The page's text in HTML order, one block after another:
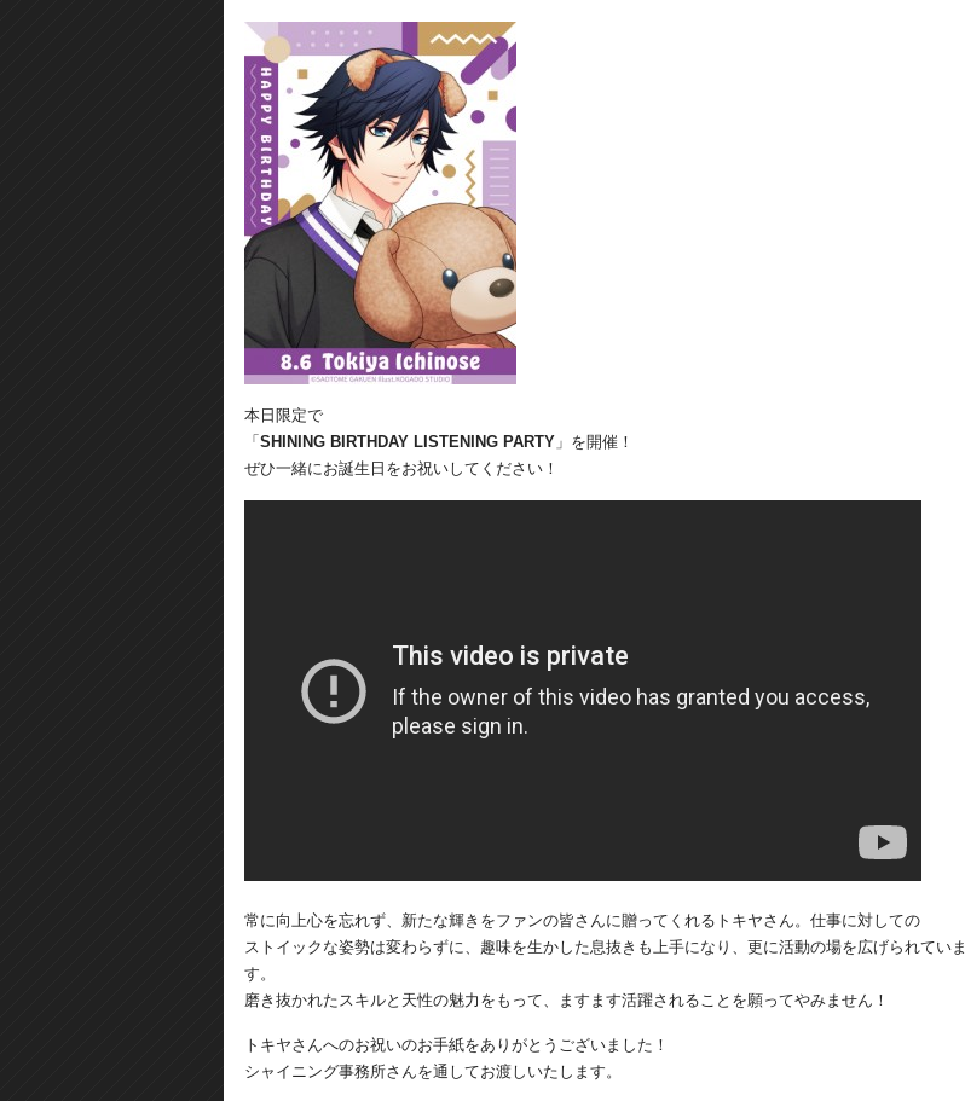
本日限定で
「 SHINING BIRTHDAY LISTENING PARTY 」を開催！
ぜひ一緒にお誕生日をお祝いしてください！
常に向上心を忘れず、新たな輝きをファンの皆さんに贈ってくれるトキヤさん。仕事に対しての
ストイックな姿勢は変わらずに、趣味を生かした息抜きも上手になり、更に活動の場を広げられていま
す。
磨き抜かれたスキルと天性の魅力をもって、ますます活躍されることを願ってやみません！
トキヤさんへのお祝いのお手紙をありがとうございました！
シャイニング事務所さんを通してお渡しいたします。